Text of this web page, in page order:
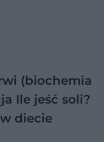
(biochemia
Ile jeść soli?
diecie